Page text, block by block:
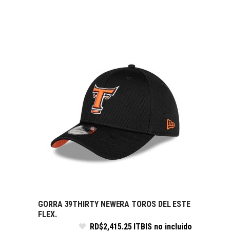
SELECCIONAR OPCIONES
GORRA 39THIRTY NEWERA TOROS DEL ESTE
FLEX.
RD$2,415.25 ITBIS no incluido